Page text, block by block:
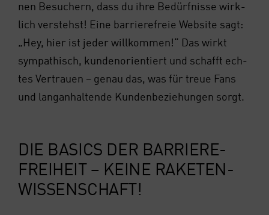
nen Besu­chern, dass du ihre Bedürf­nis­se wirk­
lich ver­stehst! Eine bar­rie­re­freie Web­site sagt:
„Hey, hier ist jeder will­kom­men!“ Das wirkt
sym­pa­thisch, kun­den­ori­en­tiert und schafft ech­
tes Ver­trau­en – genau das, was für treue Fans
und lang­an­hal­ten­de Kun­den­be­zie­hun­gen sorgt.
DIE BASICS DER BAR­RIE­RE­
FREI­HEIT – KEI­NE RAKE­TEN­
WIS­SEN­SCHAFT!